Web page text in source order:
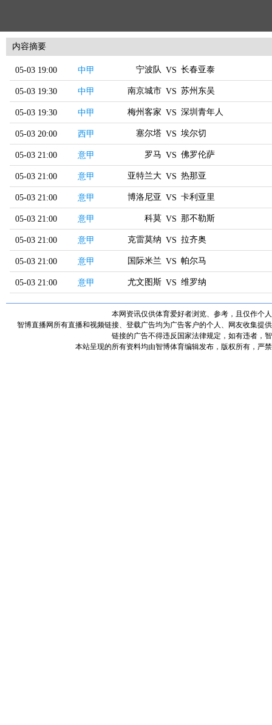
内容摘要
05-03 19:00 中甲 宁波队 VS 长春亚泰
05-03 19:30 中甲 南京城市 VS 苏州东吴
05-03 19:30 中甲 梅州客家 VS 深圳青年人
05-03 20:00 西甲 塞尔塔 VS 埃尔切
05-03 21:00 意甲 罗马 VS 佛罗伦萨
05-03 21:00 意甲 亚特兰大 VS 热那亚
05-03 21:00 意甲 博洛尼亚 VS 卡利亚里
05-03 21:00 意甲 科莫 VS 那不勒斯
05-03 21:00 意甲 克雷莫纳 VS 拉齐奥
05-03 21:00 意甲 国际米兰 VS 帕尔马
05-03 21:00 意甲 尤文图斯 VS 维罗纳
本网资讯仅供体育爱好者浏览、参考，且仅作个
智博直播网所有直播和视频链接、登载广告均为广告客户的个人、网友收集提
链接的广告不得违反国家法律规定，如有违者，
本站呈现的所有资料均由智博体育编辑发布，版权所有，严